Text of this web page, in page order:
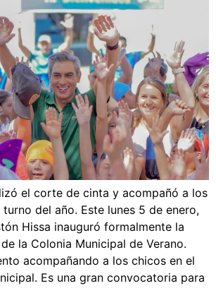
el corte de cinta y acompañó a los
del año. Este lunes 5 de enero,
Hissa inauguró formalmente la
la Colonia Municipal de Verano.
acompañando a los chicos en el
Es una gran convocatoria para